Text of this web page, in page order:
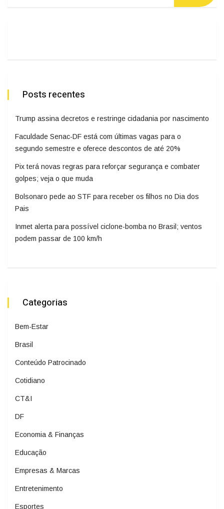
Posts recentes
Trump assina decretos e restringe cidadania por nascimento
Faculdade Senac-DF está com últimas vagas para o
segundo semestre e oferece descontos de até 20%
Pix terá novas regras para reforçar segurança e combater
golpes; veja o que muda
Bolsonaro pede ao STF para receber os filhos no Dia dos
Pais
Inmet alerta para possível ciclone-bomba no Brasil; ventos
podem passar de 100 km/h
Categorias
Bem-Estar
Brasil
Conteúdo Patrocinado
Cotidiano
CT&I
DF
Economia & Finanças
Educação
Empresas & Marcas
Entretenimento
Esportes